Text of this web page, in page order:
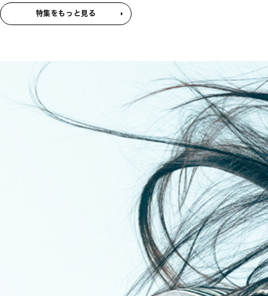
特集をもっと見る